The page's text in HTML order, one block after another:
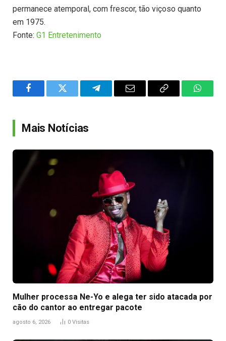
permanece atemporal, com frescor, tão viçoso quanto
em 1975.
Fonte: G1 Entretenimento
FacebookTwitter TelegramEmail
Copy
Mais Notícias
Mulher processa Ne-Yo e alega ter sido atacada por
cão do cantor ao entregar pacote
agosto 6, 2026 0 Visitas